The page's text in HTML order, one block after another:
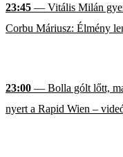
23:45 — Vitális Milán
Corbu Máriusz: Élmény
23:00 — Bolla gólt lőtt,
nyert a Rapid Wien –